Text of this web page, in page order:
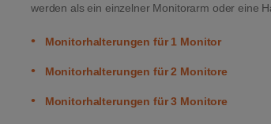
werden als ein einzelner Monitorarm oder eine
• Monitorhalterungen für 1 Monitor
• Monitorhalterungen für 2 Monitore
• Monitorhalterungen für 3 Monitore